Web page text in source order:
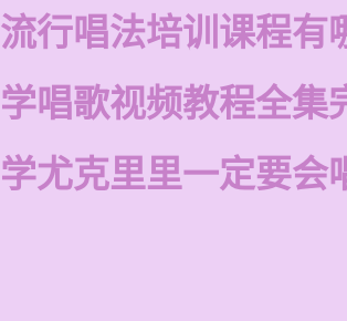
流行唱法培训课程有
学唱歌视频教程全集
学尤克里里一定要会